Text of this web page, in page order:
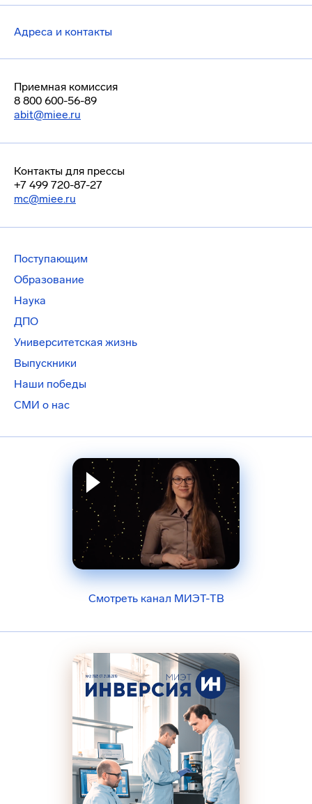
Адреса и контакты
Приемная комиссия
8 800 600-56-89
abit@miee.ru
Контакты для прессы
+7 499 720-87-27
mc@miee.ru
Поступающим
Образование
Наука
ДПО
Университетская жизнь
Выпускники
Наши победы
СМИ о нас
Смотреть канал МИЭТ-ТВ